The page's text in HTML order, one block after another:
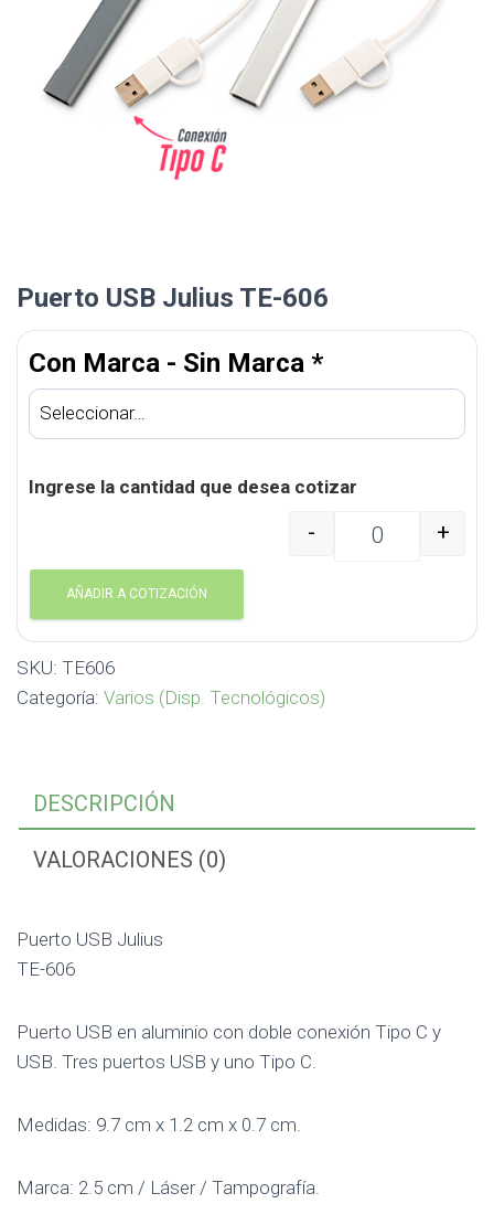
Puerto USB Julius TE-606
Con Marca - Sin Marca *
Ingrese la cantidad que desea cotizar
Puerto USB Julius TE-
- +
AÑADIR A COTIZACIÓN
SKU: TE606
Categoría: Varios (Disp. Tecnológicos)
DESCRIPCIÓN
VALORACIONES (0)
Puerto USB Julius
TE-606
Puerto USB en aluminio con doble conexión Tipo C y
USB. Tres puertos USB y uno Tipo C.
Medidas: 9.7 cm x 1.2 cm x 0.7 cm.
Marca: 2.5 cm / Láser / Tampografía.